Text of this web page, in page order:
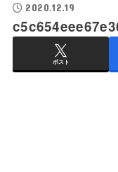
2020.12.19
ポスト